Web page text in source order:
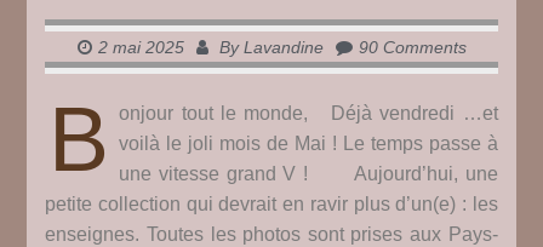
2 mai 2025 ByLavandine 90 Comments
B
onjour tout le monde, Déjà vendredi …et
voilà le joli mois de Mai ! Le temps passe à
une vitesse grand V ! Aujourd’hui, une
petite collection qui devrait en ravir plus d’un(e) : les
enseignes. Toutes les photos sont prises aux Pays-